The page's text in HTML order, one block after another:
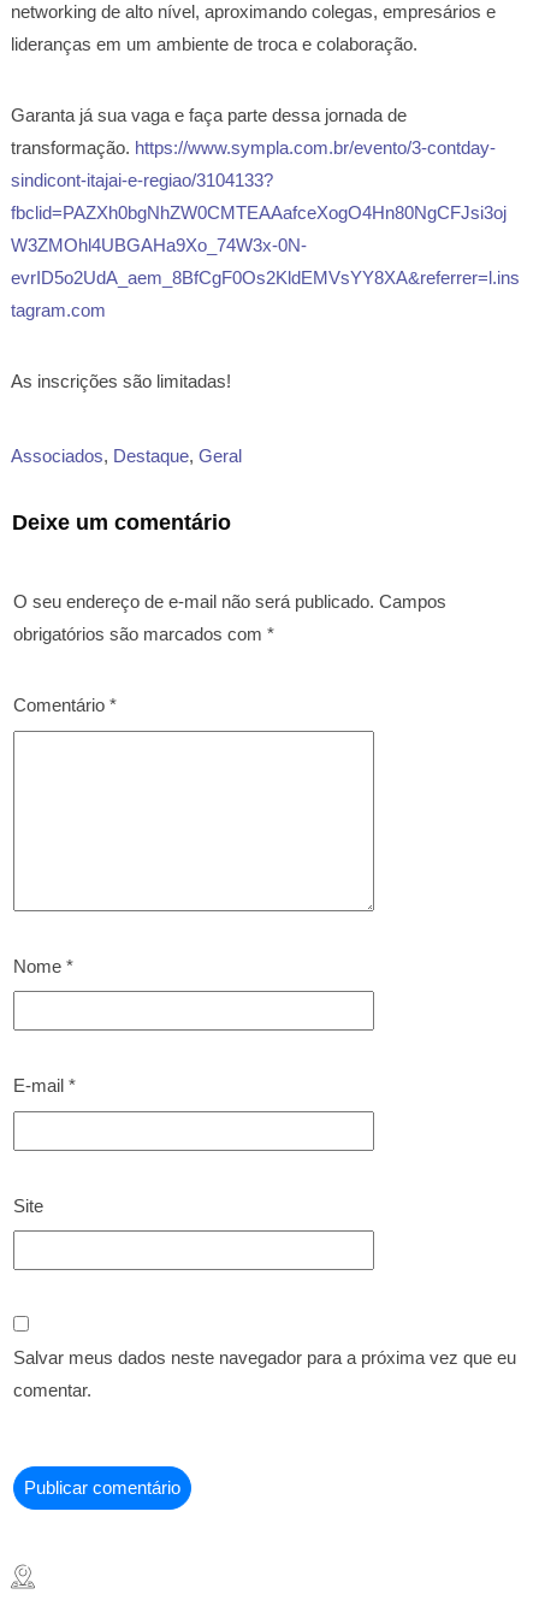
networking de alto nível, aproximando colegas, empresários e
lideranças em um ambiente de troca e colaboração.
Garanta já sua vaga e faça parte dessa jornada de
transformação. https://www.sympla.com.br/evento/3-contday-
sindicont-itajai-e-regiao/3104133?
fbclid=PAZXh0bgNhZW0CMTEAAafceXogO4Hn80NgCFJsi3oj
W3ZMOhl4UBGAHa9Xo_74W3x-0N-
evrID5o2UdA_aem_8BfCgF0Os2KldEMVsYY8XA&referrer=l.ins
tagram.com
As inscrições são limitadas!
Associados, Destaque, Geral
Deixe um comentário
O seu endereço de e-mail não será publicado. Campos
obrigatórios são marcados com *
Comentário *
Nome *
E-mail *
Site
Salvar meus dados neste navegador para a próxima vez que eu
comentar.